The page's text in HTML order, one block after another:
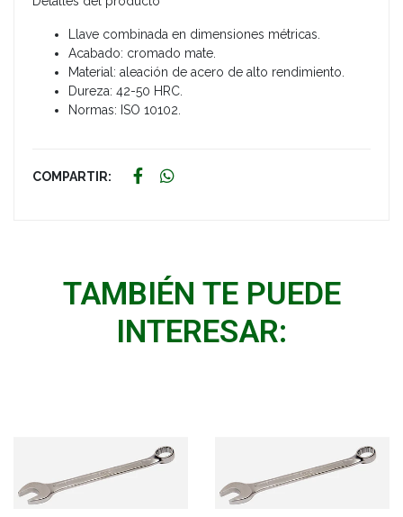
Llave combinada en dimensiones métricas.
Acabado: cromado mate.
Material: aleación de acero de alto rendimiento.
Dureza: 42-50 HRC.
Normas: ISO 10102.
COMPARTIR:
TAMBIÉN TE PUEDE
INTERESAR: